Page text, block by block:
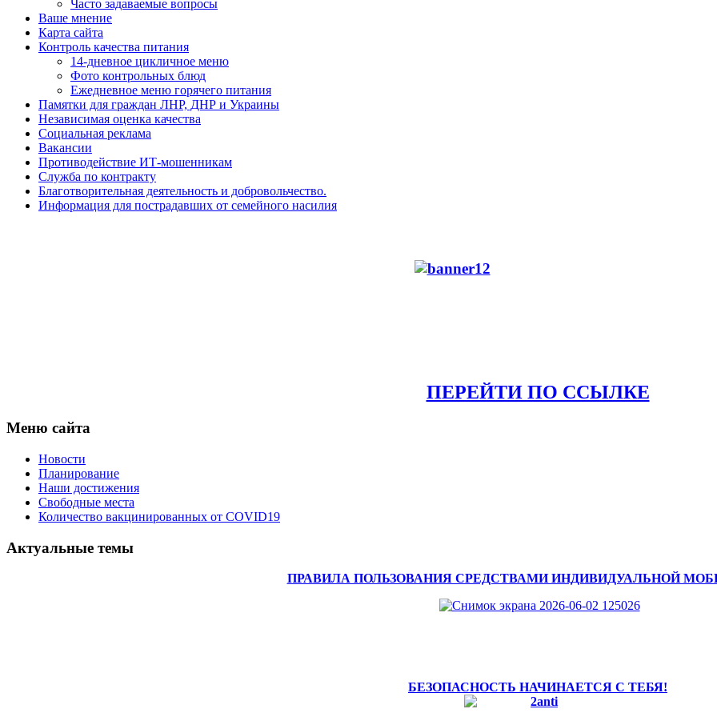
Часто задаваемые вопросы
Ваше мнение
Карта сайта
Контроль качества питания
14-дневное цикличное меню
Фото контрольных блюд
Ежедневное меню горячего питания
Памятки для граждан ЛНР, ДНР и Украины
Независимая оценка качества
Социальная реклама
Вакансии
Противодействие ИТ-мошенникам
Служба по контракту
Благотворительная деятельность и добровольчество.
Информация для пострадавших от семейного насилия
ПЕРЕЙТИ ПО ССЫЛКЕ
Меню сайта
Новости
Планирование
Наши достижения
Свободные места
Количество вакцинированных от COVID19
Актуальные темы
ПРАВИЛА ПОЛЬЗОВАНИЯ СРЕДСТВАМИ ИНДИВИДУАЛЬНОЙ
БЕЗОПАСНОСТЬ НАЧИНАЕТСЯ С ТЕБЯ!